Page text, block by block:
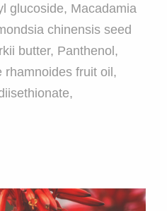
glucoside, Macadamia
chinensis seed
butter, Panthenol,
rhamnoides fruit oil,